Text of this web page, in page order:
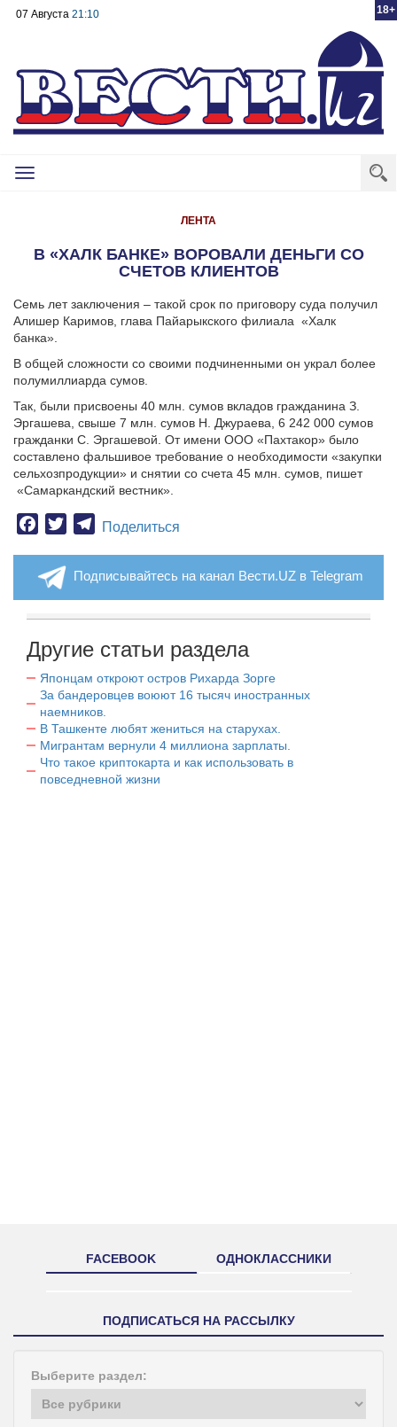
18+
07 Августа 21:10
Toggle
ЛЕНТА
В «ХАЛК БАНКЕ» ВОРОВАЛИ ДЕНЬГИ СО
СЧЕТОВ КЛИЕНТОВ
Семь лет заключения – такой срок по приговору суда получил
Алишер Каримов, глава Пайарыкского филиала «Халк
банка».
В общей сложности со своими подчиненными он украл более
полумиллиарда сумов.
Так, были присвоены 40 млн. сумов вкладов гражданина З.
Эргашева, свыше 7 млн. сумов Н. Джураева, 6 242 000 сумов
гражданки С. Эргашевой. От имени ООО «Пахтакор» было
составлено фальшивое требование о необходимости «закупки
сельхозпродукции» и снятии со счета 45 млн. сумов, пишет
«Самаркандский вестник».
Facebook
TwitterTelegram
Поделиться
Подписывайтесь на канал Вести.UZ в Telegram
Другие статьи раздела
Японцам откроют остров Рихарда Зорге
За бандеровцев воюют 16 тысяч иностранных
наемников.
В Ташкенте любят жениться на старухах.
Мигрантам вернули 4 миллиона зарплаты.
Что такое криптокарта и как использовать в
повседневной жизни
FACEBOOK ОДНОКЛАССНИКИ
ПОДПИСАТЬСЯ НА РАССЫЛКУ
Выберите раздел: